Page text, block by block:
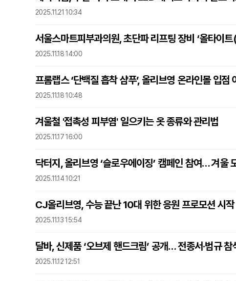
2025.11.21 10:34
서울스마트피부과의원, 초단파 리프팅 장비 ‘올타이
2025.11.18 14:00
프롬랩스 ‘단백질 흡착 샴푸’, 올리브영 온라인몰 입점
2025.11.18 10:48
겨울철 '접촉성 피부염' 일으키는 옷 종류와 관리법
2025.11.17 16:00
닥터지, 올리브영 ‘슬로우에이징’ 캠페인 참여… 겨울
2025.11.14 10:21
CJ올리브영, 수능 끝난 10대 위한 응원 프로모션 시작
2025.11.13 15:54
달바, 신제품 ‘오브제 핸드크림’ 공개… 전종서·범규
2025.11.12 12:51